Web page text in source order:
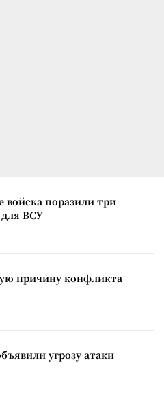
поразили три
для ВСУ
причину конфликта
угрозу атаки